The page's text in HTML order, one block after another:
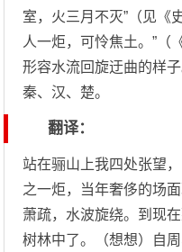
室，火三月不灭”（见《
人一炬，可怜焦土。”（
形容水流回旋迂曲的样
秦、汉、楚。
翻译：
站在骊山上我四处张望
之一炬，当年奢侈的场
萧疏，水波旋绕。到现
树林中了。（想想）自